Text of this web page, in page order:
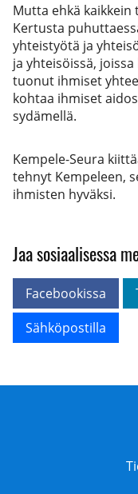
Mutta ehkä kaikkein
Kertusta
yhteistyötä ja
ja yhteisöissä,
tuonut ihmiset
kohtaa ihmiset
sydämellä.
Kempele-Seura
tehnyt Kempeleen,
ihmisten hyväksi.
Jaa sosiaalisessa
Facebookissa
Sähköpostilla